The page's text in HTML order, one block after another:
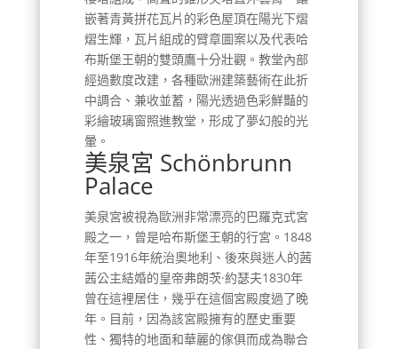
嵌著青黃拼花瓦片的彩色屋頂在陽光下熠
熠生輝，瓦片組成的臂章圖案以及代表哈
布斯堡王朝的雙頭鷹十分壯觀。教堂內部
經過數度改建，各種歐洲建築藝術在此折
中調合、兼收並蓄，陽光透過色彩鮮豔的
彩繪玻璃窗照進教堂，形成了夢幻般的光
暈。
美泉宮 Schönbrunn
Palace
美泉宮被視為歐洲非常漂亮的巴羅克式宮
殿之一，曾是哈布斯堡王朝的行宮。1848
年至1916年統治奧地利、後來與迷人的茜
茜公主結婚的皇帝弗朗茨·約瑟夫1830年
曾在這裡居住，幾乎在這個宮殿度過了晚
年。目前，因為該宮殿擁有的歷史重要
性、獨特的地面和華麗的傢俱而成為聯合